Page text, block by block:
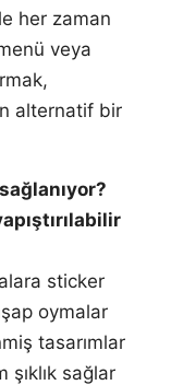
her zaman
veya
alternatif bir
sticker
oymalar
tasarımlar
şıklık sağlar